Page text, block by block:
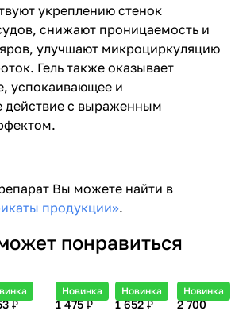
укреплению стенок
снижают проницаемость и
улучшают микроциркуляцию
Гель также оказывает
успокаивающее и
с выраженным
Вы можете найти в
продукции».
понравиться
₽
Новинка
1 475 ₽
Новинка
1 652 ₽
Новинка
2 700